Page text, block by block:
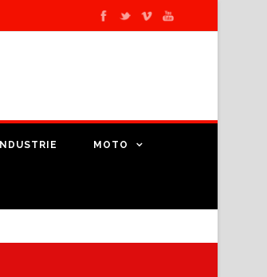
INDUSTRIE MOTO